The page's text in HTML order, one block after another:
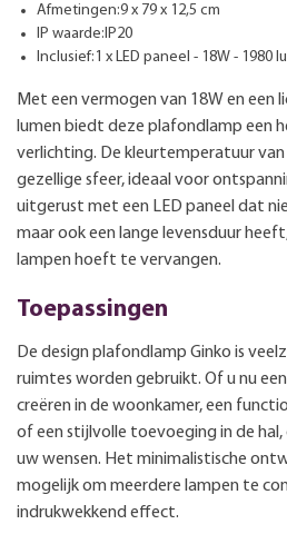
Afmetingen:9 x 79 x 12,5 cm
IP waarde:IP20
Inclusief:1 x LED paneel - 18W - 1980
Met een vermogen van 18W en een
lumen biedt deze plafondlamp een
verlichting. De kleurtemperatuur
gezellige sfeer, ideaal voor
uitgerust met een LED paneel dat
maar ook een lange levensduur
lampen hoeft te vervangen.
Toepassingen
De design plafondlamp Ginko is
ruimtes worden gebruikt. Of u nu
creëren in de woonkamer, een
of een stijlvolle toevoeging in de
uw wensen. Het minimalistische
mogelijk om meerdere lampen te
indrukwekkend effect.